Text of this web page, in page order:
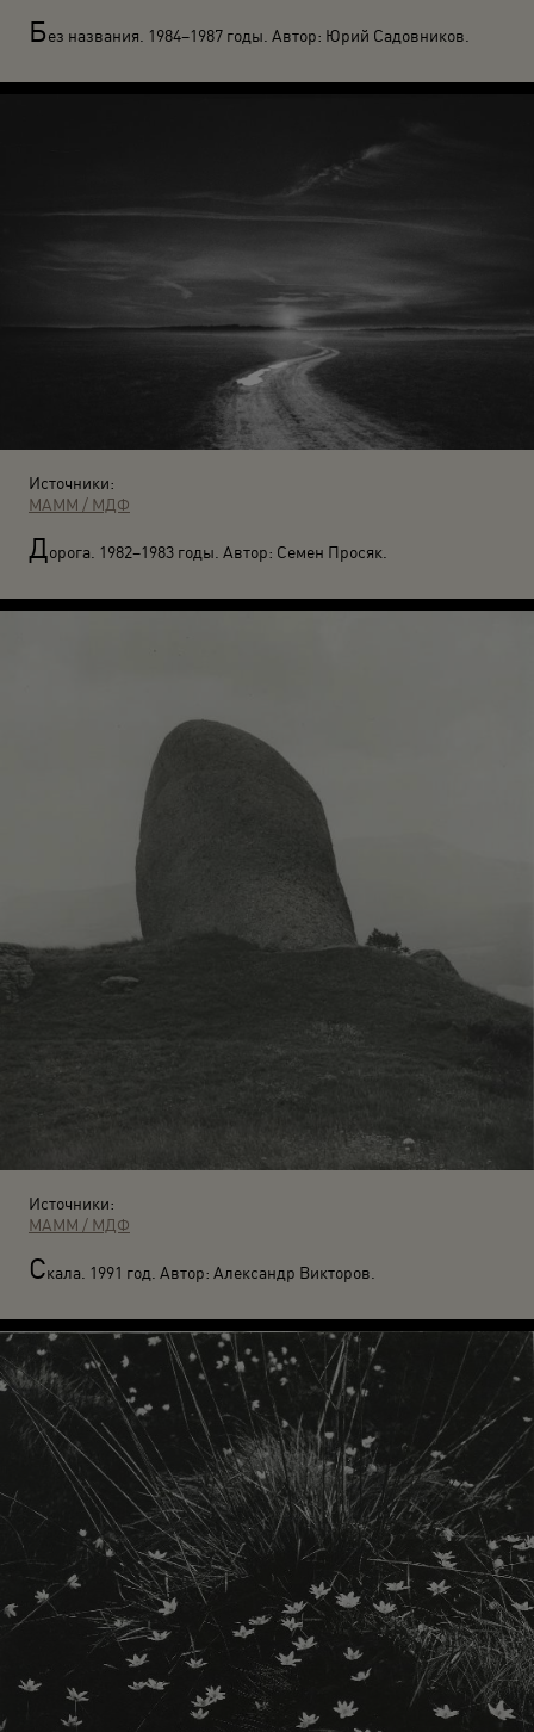
Без названия. 1984–1987 годы. Автор: Юрий Садовников.
Источники:
МАММ / МДФ
Дорога. 1982–1983 годы. Автор: Семен Просяк.
Источники:
МАММ / МДФ
Скала. 1991 год. Автор: Александр Викторов.